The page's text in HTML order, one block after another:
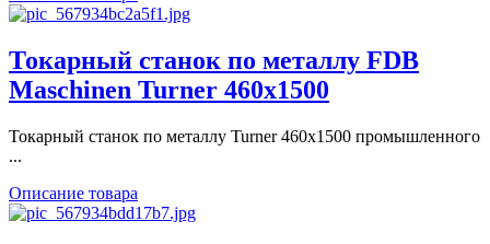
Токарный станок по металлу FDB
Maschinen Turner 460х1500
Токарный станок по металлу Turner 460x1500 промышленного
...
Описание товара